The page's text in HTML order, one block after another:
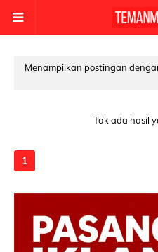
Menampilkan postingan
Tak ada hasil
1